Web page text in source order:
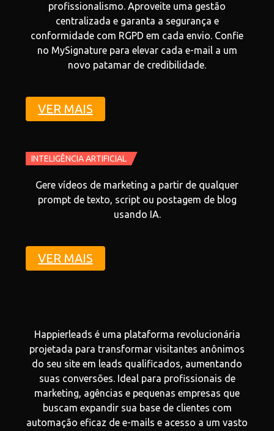
profissionalismo. Aproveite uma gestão
centralizada e garanta a segurança e
conformidade com RGPD em cada envio. Confie
no MySignature para elevar cada e-mail a um
novo patamar de credibilidade.
VER MAIS
INTELIGÊNCIA ARTIFICIAL
Gere vídeos de marketing a partir de qualquer
prompt de texto, script ou postagem de blog
usando IA.
VER MAIS
Happierleads é uma plataforma revolucionária
projetada para transformar visitantes anônimos
do seu site em leads qualificados, aumentando
suas conversões. Ideal para profissionais de
marketing, agências e pequenas empresas que
buscam expandir sua base de clientes com
automação eficaz de e-mails e acesso a um vasto